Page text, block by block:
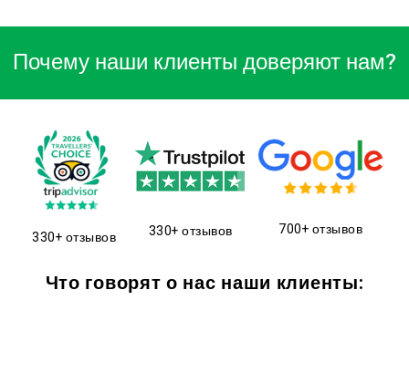
Почему наши клиенты доверяют нам?
330+ отзывов 330+ отзывов 700+ отзывов
Что говорят о нас наши клиенты: